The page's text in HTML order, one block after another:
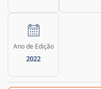
Ano de Edição
2022